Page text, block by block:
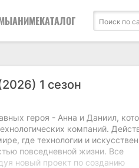
АНИМЕКАТАЛОГ
1 сезон
героя - Анна и Даниил,
компаний.
где технологии и
повседневной жизни. Все
новый проект по созданию